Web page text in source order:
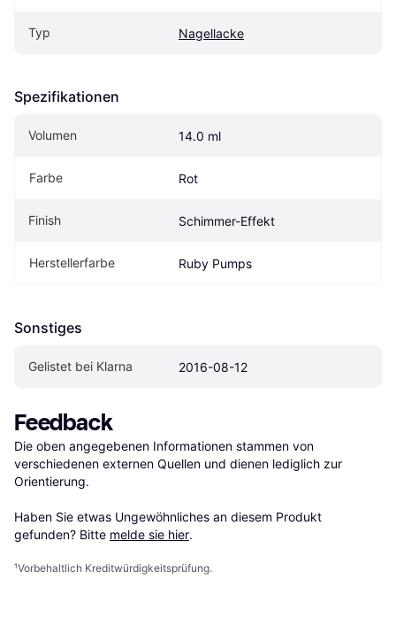
Typ Nagellacke
Spezifikationen
Volumen 14.0 ml
Farbe Rot
Finish Schimmer-Effekt
Herstellerfarbe Ruby Pumps
Sonstiges
Gelistet bei Klarna 2016-08-12
Feedback
Die oben angegebenen Informationen stammen von
verschiedenen externen Quellen und dienen lediglich zur
Orientierung.
Haben Sie etwas Ungewöhnliches an diesem Produkt
gefunden? Bitte melde sie hier.
¹Vorbehaltlich Kreditwürdigkeitsprüfung.